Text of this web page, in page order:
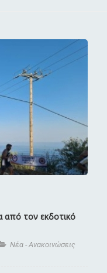
από τον εκδοτικό
Νέα - Ανακοινώσεις